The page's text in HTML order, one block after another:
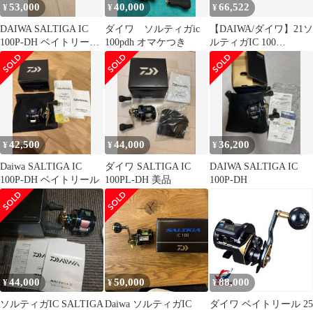
¥53,000
DAIWA SALTIGA IC
100P-DH ベイトリール
本体
¥40,000
ダイワ ソルティガic
100pdh オマケつき
¥66,522
【DAIWA/ダイワ】21ソ
ルティガIC 100
(034688) 00631502 ベイ
トフライ 両軸リール
¥42,500
Daiwa SALTIGA IC
100P-DH ベイトリール
¥44,000
ダイワ SALTIGA IC
100PL-DH 美品
¥36,200
DAIWA SALTIGA IC
100P-DH
¥44,000
ソルティガIC SALTIGA
¥50,000
Daiwa ソルティガIC
¥88,000
ダイワ ベイトリール 25